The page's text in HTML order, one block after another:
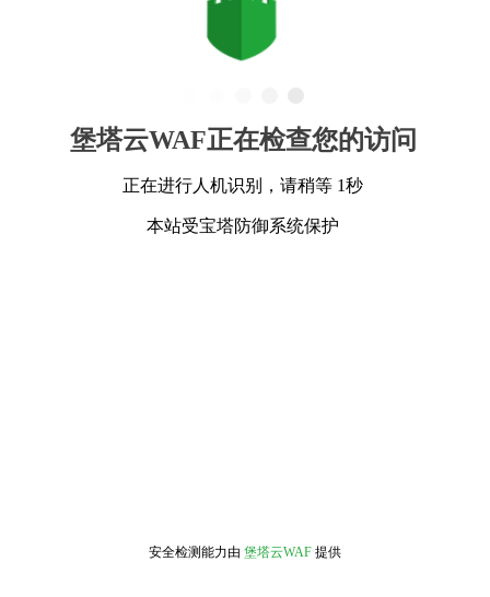
堡塔云WAF正在检查您的访问
正在进行人机识别，请稍等 1秒
本站受宝塔防御系统保护
安全检测能力由 堡塔云WAF 提供